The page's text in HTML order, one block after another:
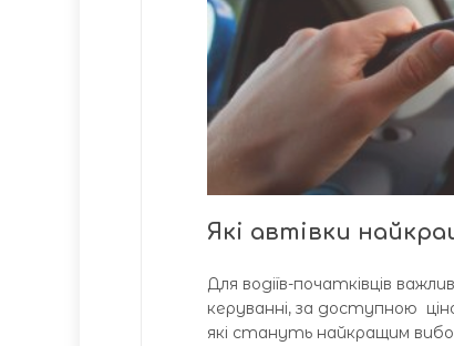
Які автівки
Для водіїв-початківців
керуванні, за доступною
які стануть найкращим